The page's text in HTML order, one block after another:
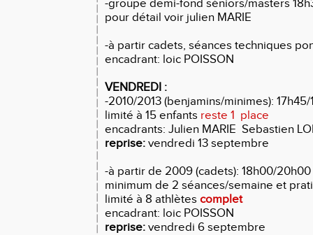
-groupe demi-fond séniors/masters
pour détail voir julien MARIE
-à partir cadets, séances techniques
encadrant: loic POISSON
VENDREDI :
-2010/2013 (benjamins/minimes): 17h45/
limité à 15 enfants reste 1 place
encadrants: Julien MARIE Sebastien
reprise: vendredi 13 septembre
-à partir de 2009 (cadets): 18h00/20h00
minimum de 2 séances/semaine et
limité à 8 athlètes complet
encadrant: loic POISSON
reprise: vendredi 6 septembre